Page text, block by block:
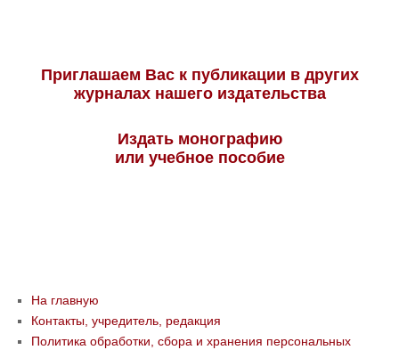
Приглашаем Вас к публикации в других
журналах нашего издательства
Издать монографию
или учебное пособие
На главную
Контакты, учредитель, редакция
Политика обработки, сбора и хранения персональных